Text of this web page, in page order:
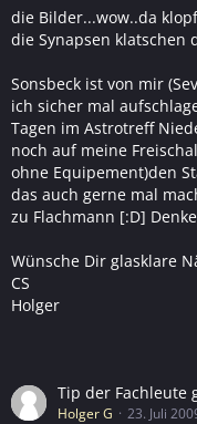
die Bilder...wow..da
die Synapsen klatschen
Sonsbeck ist von mir
ich sicher mal
Tagen im Astrotreff
noch auf meine
ohne Equipement)den
das auch gerne mal
zu Flachmann [:D]
Wünsche Dir glasklare
CS
Holger
Tip der Fachleute
Holger G 23. Juli